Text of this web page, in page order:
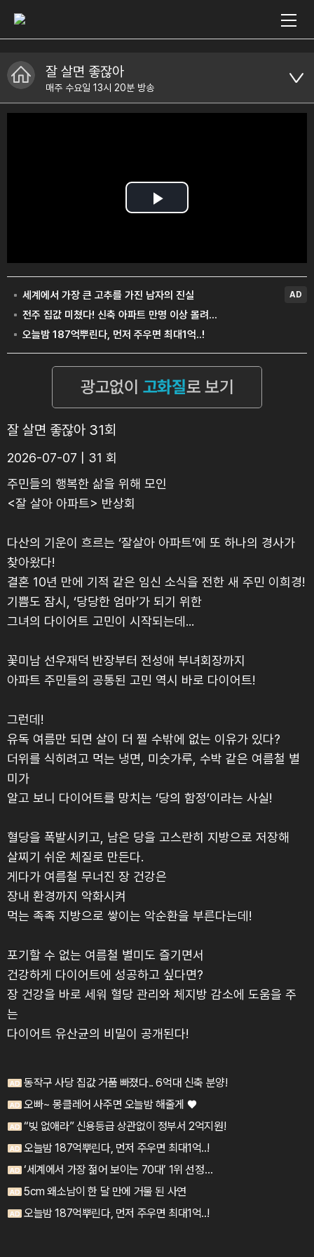
잘 살면 좋잖아
매주 수요일 13시 20분 방송
잘 살면 좋잖아 31회
2026-07-07 | 31 회
주민들의 행복한 삶을 위해 모인
<잘 살아 아파트> 반상회
다산의 기운이 흐르는 ‘잘살아 아파트’에 또 하나의 경사가
찾아왔다!
결혼 10년 만에 기적 같은 임신 소식을 전한 새 주민 이희경!
기쁨도 잠시, ‘당당한 엄마’가 되기 위한
그녀의 다이어트 고민이 시작되는데...
꽃미남 선우재덕 반장부터 전성애 부녀회장까지
아파트 주민들의 공통된 고민 역시 바로 다이어트!
그런데!
유독 여름만 되면 살이 더 찔 수밖에 없는 이유가 있다?
더위를 식히려고 먹는 냉면, 미숫가루, 수박 같은 여름철 별
미가
알고 보니 다이어트를 망치는 ‘당의 함정’이라는 사실!
혈당을 폭발시키고, 남은 당을 고스란히 지방으로 저장해
살찌기 쉬운 체질로 만든다.
게다가 여름철 무너진 장 건강은
장내 환경까지 악화시켜
먹는 족족 지방으로 쌓이는 악순환을 부른다는데!
포기할 수 없는 여름철 별미도 즐기면서
건강하게 다이어트에 성공하고 싶다면?
장 건강을 바로 세워 혈당 관리와 체지방 감소에 도움을 주
는
다이어트 유산균의 비밀이 공개된다!